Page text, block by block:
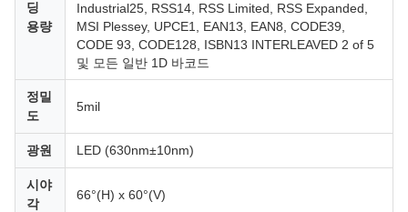
딩
용량
Industrial25, RSS14, RSS Limited, RSS Expanded,
MSI Plessey, UPCE1, EAN13, EAN8, CODE39,
CODE 93, CODE128, ISBN13 INTERLEAVED 2 of 5
및 모든 일반 1D 바코드
정밀
도
5mil
광원 LED (630nm±10nm)
시야
각
66°(H) x 60°(V)